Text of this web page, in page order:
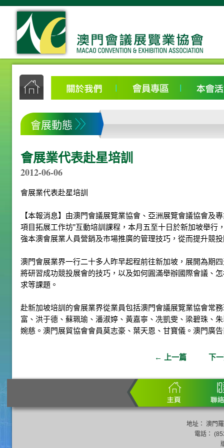
會展動態
會展業代表赴星培訓
2012-06-06
會展業代表赴星培訓
【本報消息】由澳門會議展覽業協會、亞洲展覽會議協會及
項目拓展工作坊”互動培訓課程，本月五至十日於新加坡舉行
強本澳會展業人員營銷及市場推廣的管理技巧，從而提升競
澳門會展業界一行二十多人昨早起程前往新加坡，展開為期
將研習成功競投展會的技巧，以及如何圓滿舉辦國際會議、
求等課題。
赴新加坡培訓的會展業界從業員包括澳門會議展覽業協會常
富、洪于德、蘇珮瑜、潘淑婷、黃嘉寧、冼凱雯、梁碧珠、
婉慈。澳門展貿協會會員莫志豪、葉天恩、甘寶儀。澳門廣
← 上一篇 下
地址： 澳門
電話：